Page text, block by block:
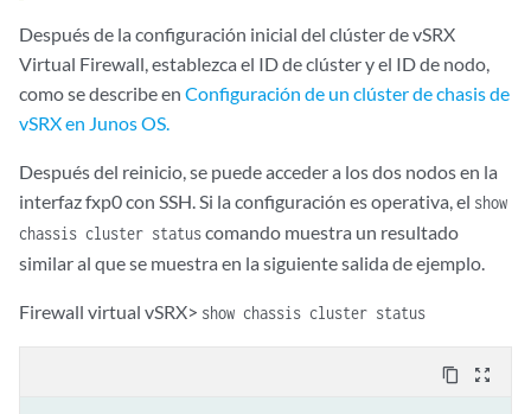
Después de la configuración inicial del clúster de vSRX
Virtual Firewall, establezca el ID de clúster y el ID de nodo,
como se describe en Configuración de un clúster de chasis de
vSRX en Junos OS.
Después del reinicio, se puede acceder a los dos nodos en la
interfaz fxp0 con SSH. Si la configuración es operativa, el show
chassis cluster statuscomando muestra un resultado
similar al que se muestra en la siguiente salida de ejemplo.
Firewall virtual vSRX> show chassis cluster status
content_copy zoom_out_map